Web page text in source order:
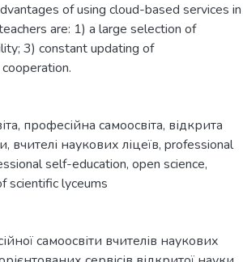
of using cloud-based services in
are: 1) a large selection of
3) constant updating of
, професійна самоосвіта, відкрита
, вчителі наукових ліцеїв, professional
self-education, open science,
scientific lyceums
самоосвіти вчителів наукових